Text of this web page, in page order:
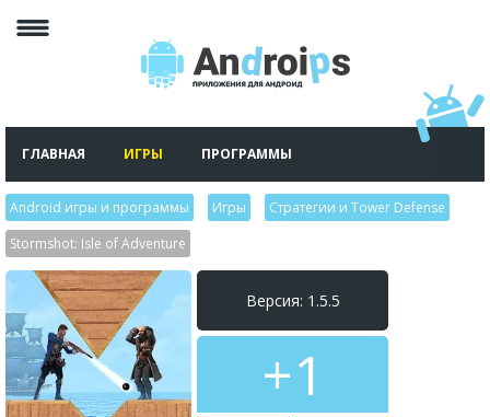
ГЛАВНАЯ ИГРЫ ПРОГРАММЫ
Android игры и программы Игры Стратегии и Tower Defense
Stormshot: Isle of Adventure
Версия: 1.5.5
+1